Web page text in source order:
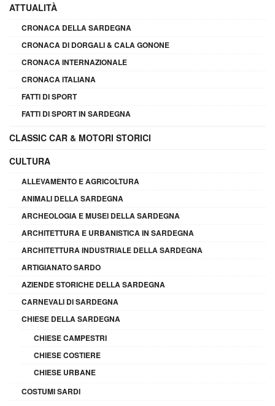
ATTUALITÀ
CRONACA DELLA SARDEGNA
CRONACA DI DORGALI & CALA GONONE
CRONACA INTERNAZIONALE
CRONACA ITALIANA
FATTI DI SPORT
FATTI DI SPORT IN SARDEGNA
CLASSIC CAR & MOTORI STORICI
CULTURA
ALLEVAMENTO E AGRICOLTURA
ANIMALI DELLA SARDEGNA
ARCHEOLOGIA E MUSEI DELLA SARDEGNA
ARCHITETTURA E URBANISTICA IN SARDEGNA
ARCHITETTURA INDUSTRIALE DELLA SARDEGNA
ARTIGIANATO SARDO
AZIENDE STORICHE DELLA SARDEGNA
CARNEVALI DI SARDEGNA
CHIESE DELLA SARDEGNA
CHIESE CAMPESTRI
CHIESE COSTIERE
CHIESE URBANE
COSTUMI SARDI